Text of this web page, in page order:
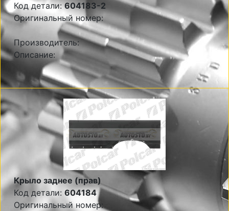
Код детали:604183-2
Оригинальный номер:
Производитель:
Описание:
Крыло заднее (прав)
Код детали: 604184
Оригинальный номер: